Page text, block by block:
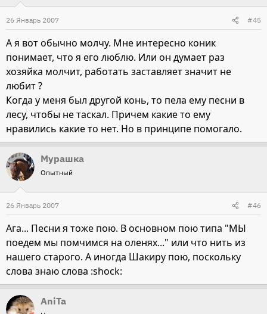
26 Январь 2007 #45
А я вот обычно молчу. Мне интересно коник
понимает, что я его люблю. Или он думает раз
хозяйка молчит, работать заставляет значит не
любит ?
Когда у меня был другой конь, то пела ему песни в
лесу, чтобы не таскал. Причем какие то ему
нравились какие то нет. Но в принципе помогало.
Мурашка
Опытный
26 Январь 2007 #46
Ага... Песни я тоже пою. В основном пою типа "МЫ
поедем мы помчимся на оленях..." или что нить из
нашего старого. А иногда Шакиру пою, поскольку
слова знаю слова :shock:
AniTa